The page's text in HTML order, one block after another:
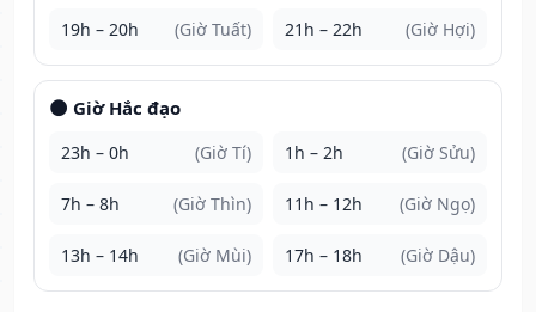
19h – 20h (Giờ Tuất) 21h – 22h (Giờ Hợi)
🌑 Giờ Hắc đạo
23h – 0h (Giờ Tí) 1h – 2h (Giờ Sửu)
7h – 8h (Giờ Thìn) 11h – 12h (Giờ Ngọ)
13h – 14h (Giờ Mùi) 17h – 18h (Giờ Dậu)